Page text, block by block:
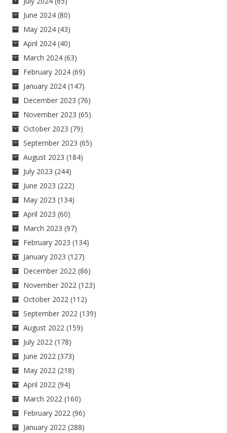
June 2024 (80)
May 2024 (43)
April 2024 (40)
March 2024 (63)
February 2024 (69)
January 2024 (147)
December 2023 (76)
November 2023 (65)
October 2023 (79)
September 2023 (65)
August 2023 (184)
July 2023 (244)
June 2023 (222)
May 2023 (134)
April 2023 (60)
March 2023 (97)
February 2023 (134)
January 2023 (127)
December 2022 (86)
November 2022 (123)
October 2022 (112)
September 2022 (139)
August 2022 (159)
July 2022 (178)
June 2022 (373)
May 2022 (218)
April 2022 (94)
March 2022 (160)
February 2022 (96)
January 2022 (288)